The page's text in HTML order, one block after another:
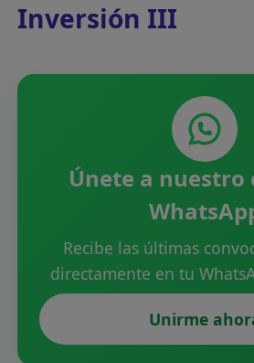
Inversión III
Únete a nuestro
Recibe las últimas
directamente en tu
Unirme